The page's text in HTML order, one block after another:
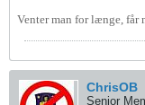
Venter man for længe, får
ChrisOB
Senior